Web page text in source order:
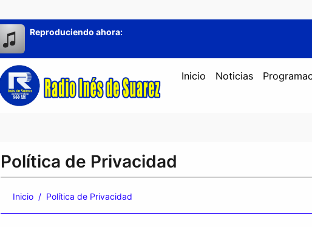
Reproduciendo ahora:
Inicio Noticias
Política de Privacidad
Inicio Política de Privacidad